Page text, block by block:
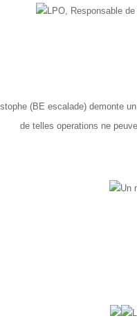
LPO, Responsable
(BE escalade) demonte
de telles operations ne
Un